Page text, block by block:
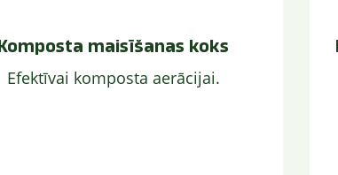
Komposta maisīšanas koks
Efektīvai komposta aerācijai.